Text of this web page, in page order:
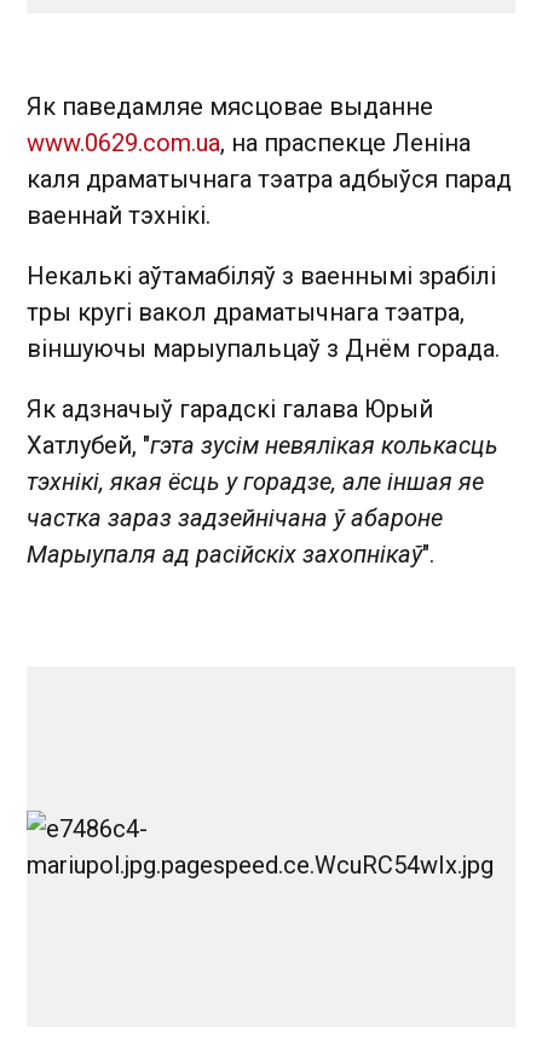
Як паведамляе мясцовае выданне
www.0629.com.ua, на праспекце Леніна
каля драматычнага тэатра адбыўся парад
ваеннай тэхнікі.
Некалькі аўтамабіляў з ваеннымі зрабілі
тры кругі вакол драматычнага тэатра,
віншуючы марыупальцаў з Днём горада.
Як адзначыў гарадскі галава Юрый
Хатлубей, "гэта зусім невялікая колькасць
тэхнікі, якая ёсць у горадзе, але іншая яе
частка зараз задзейнічана ў абароне
Марыупаля ад расійскіх захопнікаў".